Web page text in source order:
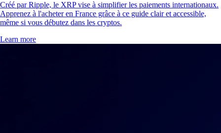
Créé par Ripple, le XRP vise à simplifier les paiements internationaux.
Apprenez à l'acheter en France grâce à ce guide clair et accessible,
même si vous débutez dans les cryptos.
Learn more